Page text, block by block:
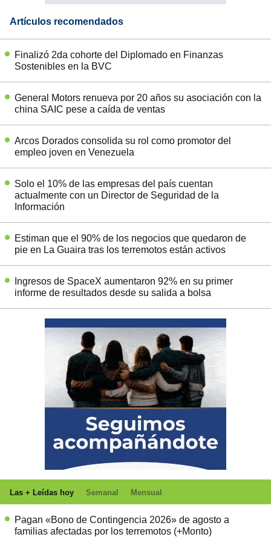
Artículos recomendados
Finalizó 2da cohorte del Diplomado en Finanzas
Sostenibles en la BVC
General Motors renueva por 20 años su asociación con la
china SAIC pese a caída de ventas
Arcos Dorados consolida su rol como promotor del
empleo joven en Venezuela
Solo el 10% de las empresas del país cuentan
actualmente con un Director de Seguridad de la
Información
Estiman que el 90% de los negocios que quedaron de
pie en La Guaira tras los terremotos están activos
Ingresos de SpaceX aumentaron 92% en su primer
informe de resultados desde su salida a bolsa
Las + Leídas hoy Semanal Mensual
Pagan «Bono de Contingencia 2026» de agosto a
familias afectadas por los terremotos (+Monto)